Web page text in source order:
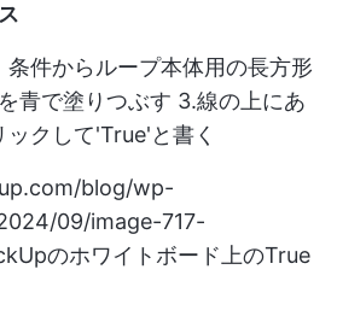
条件からループ本体用の長方形
青で塗りつぶす 3.線の上にあ
クして'True'と書く
blog/wp-
09/image-717-
のホワイトボード上のTrue